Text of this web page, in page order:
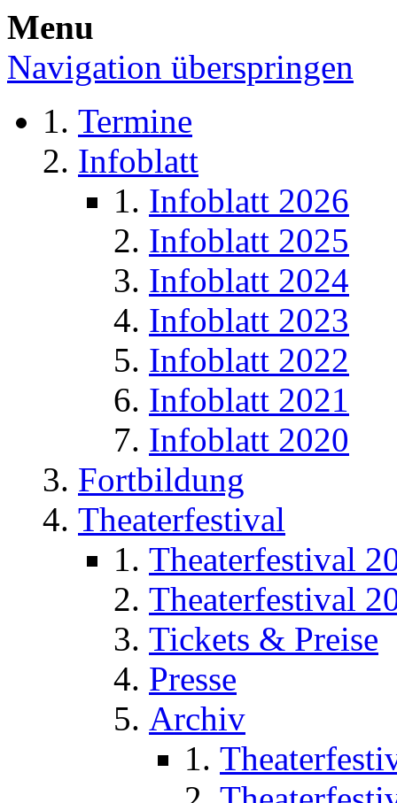
Menu
Navigation überspringen
Termine
Infoblatt
Infoblatt 2026
Infoblatt 2025
Infoblatt 2024
Infoblatt 2023
Infoblatt 2022
Infoblatt 2021
Infoblatt 2020
Fortbildung
Theaterfestival
Theaterfestival
Theaterfestival
Tickets & Preise
Presse
Archiv